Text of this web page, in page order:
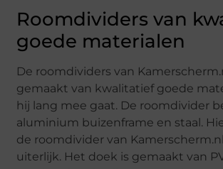
Roomdividers van
goede materialen
De roomdividers van
gemaakt van kwalitatief goede
hij lang mee gaat. De roomdivider
aluminium buizenframe en staal.
de roomdivider van
uiterlijk. Het doek is gemaakt van